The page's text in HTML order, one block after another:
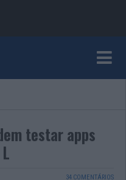
testar apps
34 COMENTÁRIOS